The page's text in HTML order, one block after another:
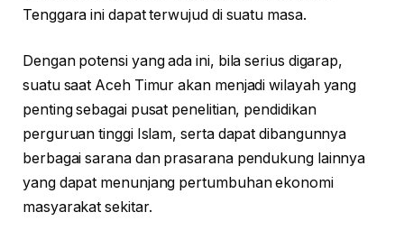
Tenggara ini dapat terwujud di suatu masa.
Dengan potensi yang ada ini, bila serius digarap,
suatu saat Aceh Timur akan menjadi wilayah yang
penting sebagai pusat penelitian, pendidikan
perguruan tinggi Islam, serta dapat dibangunnya
berbagai sarana dan prasarana pendukung lainnya
yang dapat menunjang pertumbuhan ekonomi
masyarakat sekitar.